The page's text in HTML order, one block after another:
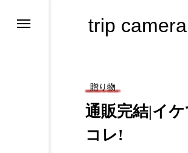
trip camera
贈り物
通販完結|イ
コレ!